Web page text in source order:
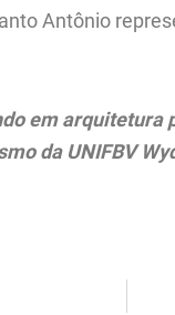
Antônio
em arquitetura
da UNIFBV